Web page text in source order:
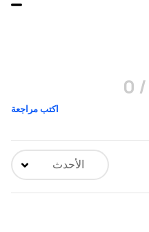
اكتب مراجعة
الأحدث